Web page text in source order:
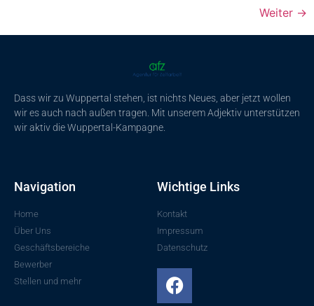
Weiter →
Dass wir zu Wuppertal stehen, ist nichts Neues, aber jetzt wollen
wir es auch nach außen tragen. Mit unserem Adjektiv unterstützen
wir aktiv die Wuppertal-Kampagne.
Navigation
Home
Über Uns
Geschäftsbereiche
Bewerber
Stellen und mehr
Wichtige Links
Kontakt
Impressum
Datenschutz